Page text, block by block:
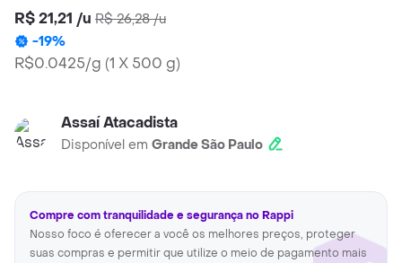
R$ 21,21 /u R$ 26,28/u
-19%
R$0.0425/g (1 X 500 g)
Assaí Atacadista
Disponível em Grande São Paulo
Compre com tranquilidade e segurança no Rappi
Nosso foco é oferecer a você os melhores preços, proteger
suas compras e permitir que utilize o meio de pagamento mais